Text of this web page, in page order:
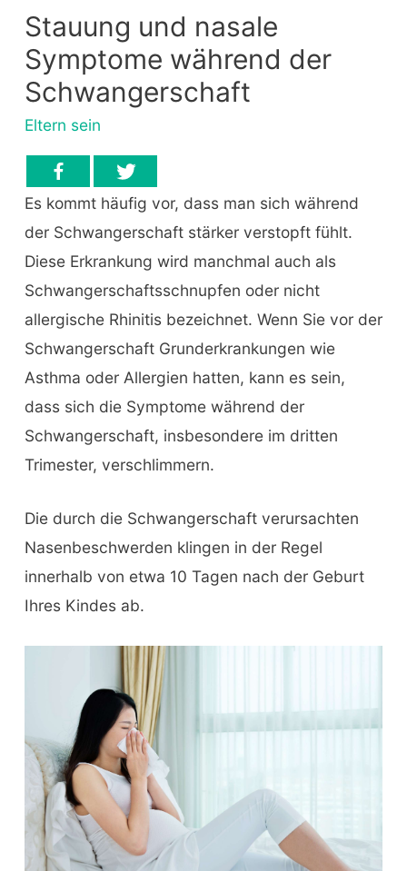
Stauung und nasale
Symptome während der
Schwangerschaft
Eltern sein
Es kommt häufig vor, dass man sich während
der Schwangerschaft stärker verstopft fühlt.
Diese Erkrankung wird manchmal auch als
Schwangerschaftsschnupfen oder nicht
allergische Rhinitis bezeichnet. Wenn Sie vor der
Schwangerschaft Grunderkrankungen wie
Asthma oder Allergien hatten, kann es sein,
dass sich die Symptome während der
Schwangerschaft, insbesondere im dritten
Trimester, verschlimmern.
Die durch die Schwangerschaft verursachten
Nasenbeschwerden klingen in der Regel
innerhalb von etwa 10 Tagen nach der Geburt
Ihres Kindes ab.